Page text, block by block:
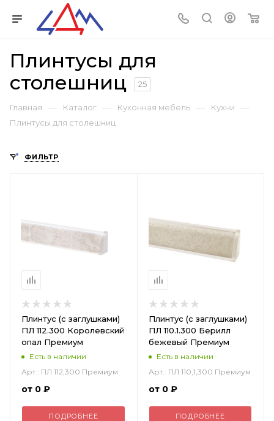
Плинтусы для
столешниц
25
Главная — Каталог — Кухонная мебель — Кухни —
Плинтусы для столешниц
ФИЛЬТР
Плинтус (с заглушками)
ПЛ 112.300 Королевский
опал Премиум
Есть в наличии
Арт.: ПЛ 112,300 Премиум
от 0 ₽
ПОДРОБНЕЕ
Плинтус (с заглушками)
ПЛ 110.1.300 Берилл
бежевый Премиум
Есть в наличии
Арт.: ПЛ 110,1,300 Премиум
от 0 ₽
ПОДРОБНЕЕ